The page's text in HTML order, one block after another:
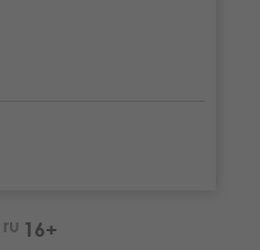
ru 16+